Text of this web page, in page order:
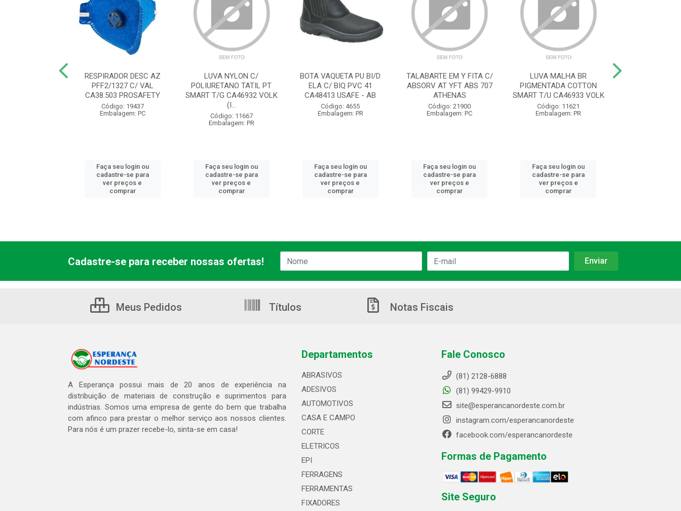
RESPIRADOR DESC AZ
PFF2/1327 C/ VAL
CA38.503 PROSAFETY
Código: 19437
Embalagem: PC
Faça seu login ou
cadastre-se para
ver preços e
comprar
LUVA NYLON C/
POLIURETANO TATIL PT
SMART T/G CA46932 VOLK
(I...
Código: 11667
Embalagem: PR
Faça seu login ou
cadastre-se para
ver preços e
comprar
BOTA VAQUETA PU BI/D
ELA C/ BIQ PVC 41
CA48413 USAFE - AB
Código: 4655
Embalagem: PR
Faça seu login ou
cadastre-se para
ver preços e
comprar
TALABARTE EM Y FITA C/
ABSORV AT YFT ABS 707
ATHENAS
Código: 21900
Embalagem: PC
Faça seu login ou
cadastre-se para
ver preços e
comprar
LUVA MALHA BR
PIGMENTADA COTTON
SMART T/U CA46933 VOLK
Código: 11621
Embalagem: PR
Faça seu login ou
cadastre-se para
ver preços e
comprar
Cadastre-se para receber nossas ofertas!
Meus Pedidos Títulos Notas Fiscais
A Esperança possui mais de 20 anos de experiência na
distribuição de materiais de construção e suprimentos para
indústrias. Somos uma empresa de gente do bem que trabalha
com afinco para prestar o melhor serviço aos nossos clientes.
Para nós é um prazer recebe-lo, sinta-se em casa!
Departamentos
ABRASIVOS
ADESIVOS
AUTOMOTIVOS
CASA E CAMPO
CORTE
ELETRICOS
EPI
FERRAGENS
FERRAMENTAS
FIXADORES
Fale Conosco
(81) 2128-6888
(81) 99429-9910
site@esperancanordeste.com.br
instagram.com/esperancanordeste
facebook.com/esperancanordeste
Formas de Pagamento
Site Seguro